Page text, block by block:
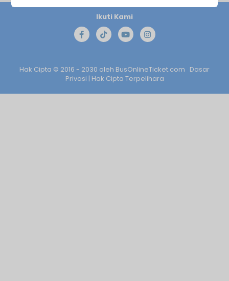
Hak Cipta © 2016 - 2030 oleh BusOnlineTicket.com Dasar
Privasi | Hak Cipta Terpelihara
Ikuti Kami